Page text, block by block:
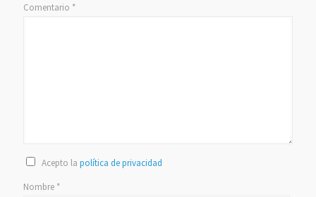
Comentario *
Acepto la política de privacidad
Nombre *